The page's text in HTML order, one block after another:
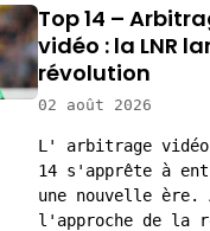
Top 14 –
vidéo : la LNR
révolution
02 août 2026
L' arbitrage vidéo
14 s'apprête à
une nouvelle ère.
l'approche de la